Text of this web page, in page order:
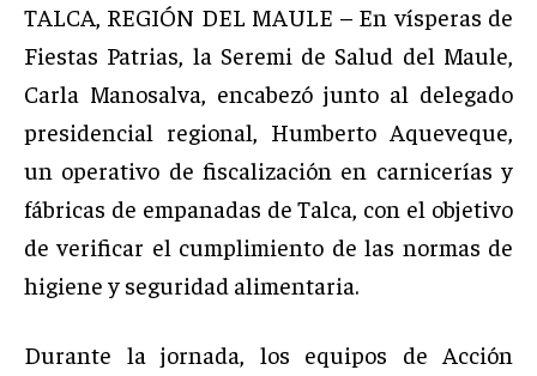
TALCA, REGIÓN DEL MAULE – En vísperas de
Fiestas Patrias, la Seremi de Salud del Maule,
Carla Manosalva, encabezó junto al delegado
presidencial regional, Humberto Aqueveque,
un operativo de fiscalización en carnicerías y
fábricas de empanadas de Talca, con el objetivo
de verificar el cumplimiento de las normas de
higiene y seguridad alimentaria.
Durante la jornada, los equipos de Acción